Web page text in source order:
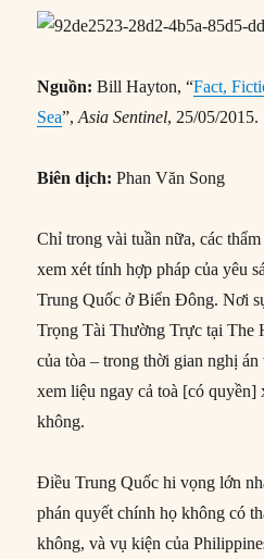
Nguồn: Bill Hayton, “Fact,
Sea”,Asia Sentinel, 25/05/2015.
Biên dịch: Phan Văn Song
Chỉ trong vài tuần nữa, các thẩm
xem xét tính hợp pháp của yêu
Trung Quốc ở Biển Đông. Nơi
Trọng Tài Thường Trực tại The
của tòa – trong thời gian nghị án
xem liệu ngay cả toà [có
không.
Điều Trung Quốc hi vọng lớn
phán quyết chính họ không có
không, và vụ kiện của